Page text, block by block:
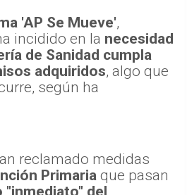
'AP Se Mueve',
incidido en la necesidad
de Sanidad cumpla
adquiridos, algo que
según ha
reclamado medidas
Primaria que pasan